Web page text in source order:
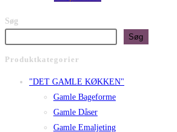
Søg
Søg
Produktkategorier
"DET GAMLE KØKKEN"
Gamle Bageforme
Gamle Dåser
Gamle Emaljeting